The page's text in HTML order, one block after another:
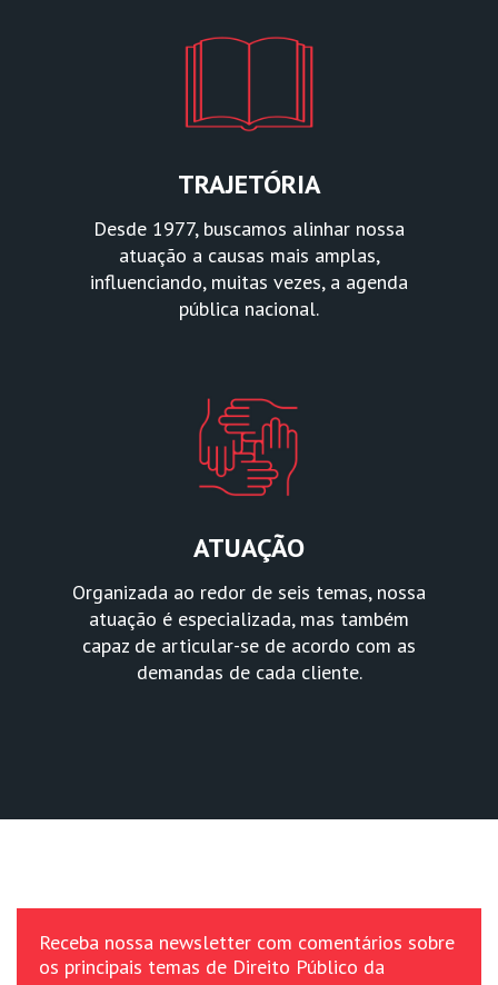
TRAJETÓRIA
Desde 1977, buscamos alinhar nossa
atuação a causas mais amplas,
influenciando, muitas vezes, a agenda
pública nacional.
ATUAÇÃO
Organizada ao redor de seis temas, nossa
atuação é especializada, mas também
capaz de articular-se de acordo com as
demandas de cada cliente.
Receba nossa newsletter com comentários sobre
os principais temas de Direito Público da